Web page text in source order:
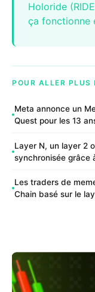
Holoride
ça fonctionne
POUR ALLER PLUS
Meta annonce un
Quest pour les 13
Layer N, un layer 2
synchronisée grâce
Les traders de
Chain basé sur le